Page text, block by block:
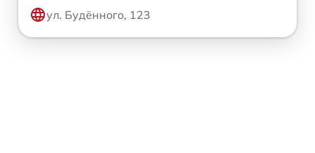
ул. Будённого, 123